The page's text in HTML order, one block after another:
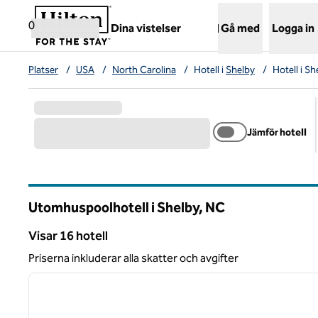
Gå vidare till innehållet
0
Dina vistelser
,öppnar ny flik
Gå med Logga in
Platser / USA / North Carolina / Hotell iShelby / Hotell i
Jämför hotell
Utomhuspoolhotell i Shelby, NC
Visar 16 hotell
Visar 16 hotell
Priserna inkluderar alla skatter och avgifter
1 av 12